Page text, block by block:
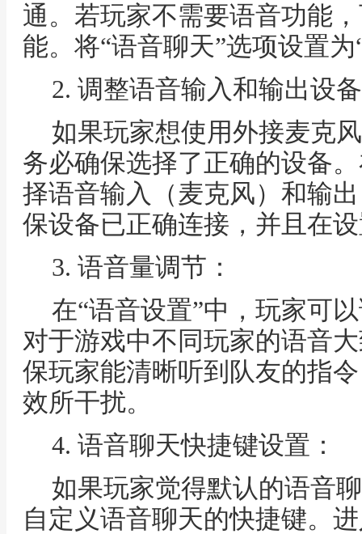
通。若玩家不需要语音功能
能。将“语音聊天”选项设置
2. 调整语音输入和输出设
如果玩家想使用外接麦克
务必确保选择了正确的设备
择语音输入（麦克风）和输
保设备已正确连接，并且在
3. 语音量调节：
在“语音设置”中，玩家可
对于游戏中不同玩家的语音
保玩家能清晰听到队友的指
效所干扰。
4. 语音聊天快捷键设置：
如果玩家觉得默认的语音
自定义语音聊天的快捷键。